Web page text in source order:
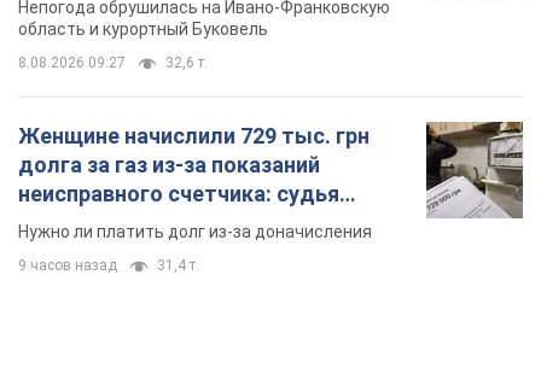
Непогода обрушилась на Ивано-Франковскую
область и курортный Буковель
8.08.2026 09:27 32,6 т.
Женщине начислили 729 тыс. грн
долга за газ из-за показаний
неисправного счетчика: судья
вынес неожиданное решение
Нужно ли платить долг из-за доначисления
9 часов назад 31,4 т.